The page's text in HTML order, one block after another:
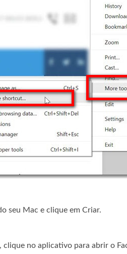
seu Mac e clique em Criar.
no aplicativo para abrir o